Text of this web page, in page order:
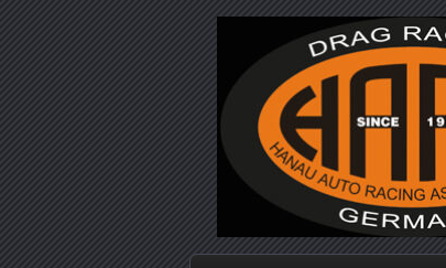
Hanau
Dragracing auf der 1/4